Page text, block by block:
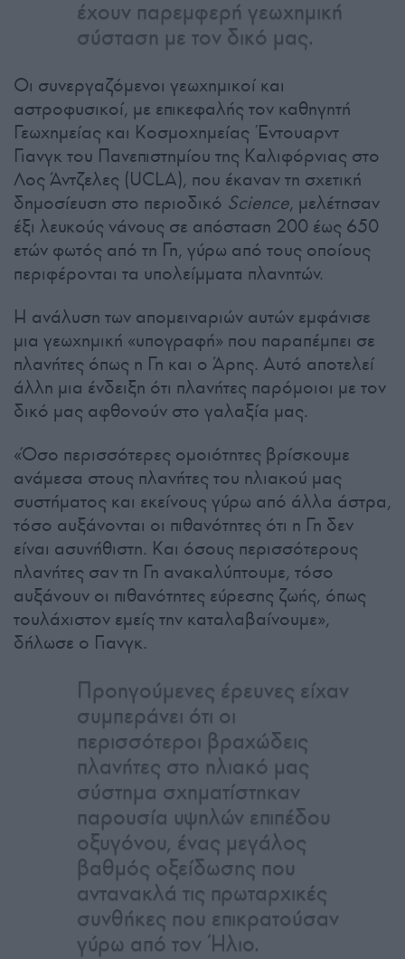
έχουν παρεμφερή γεωχημική
σύσταση με τον δικό μας.
Οι συνεργαζόμενοι γεωχημικοί και
αστροφυσικοί, με επικεφαλής τον καθηγητή
Γεωχημείας και Κοσμοχημείας Έντουαρντ
Γιανγκ του Πανεπιστημίου της Καλιφόρνιας στο
Λος Άντζελες (UCLA), που έκαναν τη σχετική
δημοσίευση στο περιοδικό Science, μελέτησαν
έξι λευκούς νάνους σε απόσταση 200 έως 650
ετών φωτός από τη Γη, γύρω από τους οποίους
περιφέρονται τα υπολείμματα πλανητών.
Η ανάλυση των απομειναριών αυτών εμφάνισε
μια γεωχημική «υπογραφή» που παραπέμπει σε
πλανήτες όπως η Γη και ο Άρης. Αυτό αποτελεί
άλλη μια ένδειξη ότι πλανήτες παρόμοιοι με τον
δικό μας αφθονούν στο γαλαξία μας.
«Όσο περισσότερες ομοιότητες βρίσκουμε
ανάμεσα στους πλανήτες του ηλιακού μας
συστήματος και εκείνους γύρω από άλλα άστρα,
τόσο αυξάνονται οι πιθανότητες ότι η Γη δεν
είναι ασυνήθιστη. Και όσους περισσότερους
πλανήτες σαν τη Γη ανακαλύπτουμε, τόσο
αυξάνουν οι πιθανότητες εύρεσης ζωής, όπως
τουλάχιστον εμείς την καταλαβαίνουμε»,
δήλωσε ο Γιανγκ.
Προηγούμενες έρευνες είχαν
συμπεράνει ότι οι
περισσότεροι βραχώδεις
πλανήτες στο ηλιακό μας
σύστημα σχηματίστηκαν
παρουσία υψηλών επιπέδου
οξυγόνου, ένας μεγάλος
βαθμός οξείδωσης που
αντανακλά τις πρωταρχικές
συνθήκες που επικρατούσαν
γύρω από τον Ήλιο.